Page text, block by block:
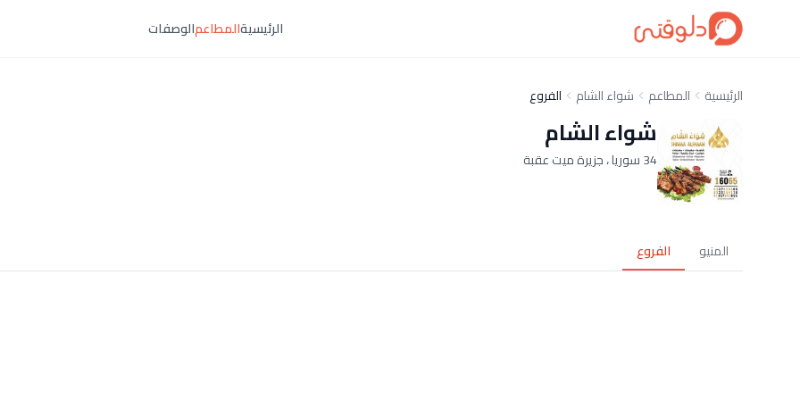
الرئيسيةالمطاعمالوصفات
الرئيسية المطاعم شواء الشام الفروع
شواء الشام
34 سوريا ، جزيرة ميت عقبة
المنيو الفروع